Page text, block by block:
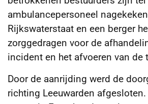
ambulancepersoneel
Rijkswaterstaat en een berger
zorggedragen voor de
incident en het afvoeren van de
Door de aanrijding werd de
richting Leeuwarden afgesloten.